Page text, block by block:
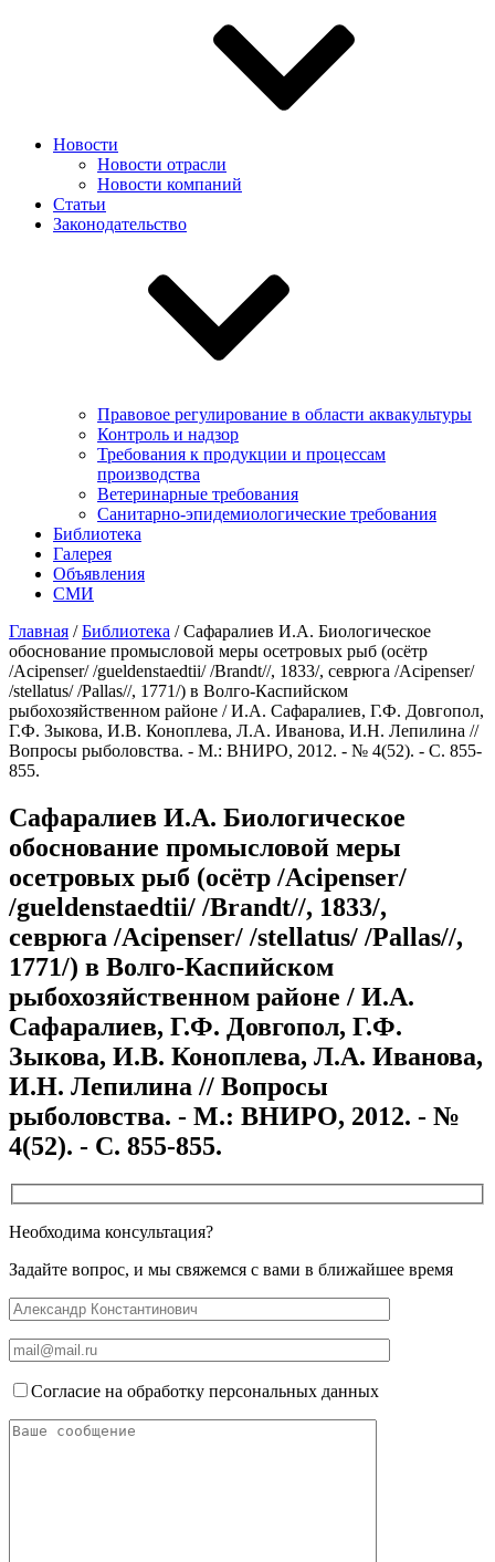
Новости
Новости отрасли
Новости компаний
Статьи
Законодательство
Правовое регулирование в области аквакультуры
Контроль и надзор
Требования к продукции и процессам
производства
Ветеринарные требования
Санитарно-эпидемиологические требования
Библиотека
Галерея
Объявления
СМИ
Главная /Библиотека /Сафаралиев И.А. Биологическое
обоснование промысловой меры осетровых рыб (осётр
/Acipenser/ /gueldenstaedtii/ /Brandt//, 1833/, севрюга /Acipenser/
/stellatus/ /Pallas//, 1771/) в Волго-Каспийском
рыбохозяйственном районе / И.А. Сафаралиев, Г.Ф. Довгопол,
Г.Ф. Зыкова, И.В. Коноплева, Л.А. Иванова, И.Н. Лепилина //
Вопросы рыболовства. - М.: ВНИРО, 2012. - № 4(52). - С. 855-
855.
Сафаралиев И.А. Биологическое
обоснование промысловой меры
осетровых рыб (осётр /Acipenser/
/gueldenstaedtii/ /Brandt//, 1833/,
севрюга /Acipenser/ /stellatus/ /Pallas//,
1771/) в Волго-Каспийском
рыбохозяйственном районе / И.А.
Сафаралиев, Г.Ф. Довгопол, Г.Ф.
Зыкова, И.В. Коноплева, Л.А. Иванова,
И.Н. Лепилина // Вопросы
рыболовства. - М.: ВНИРО, 2012. - №
4(52). - С. 855-855.
Необходима консультация?
Задайте вопрос, и мы свяжемся с вами в ближайшее время
Согласие на обработку персональных данных